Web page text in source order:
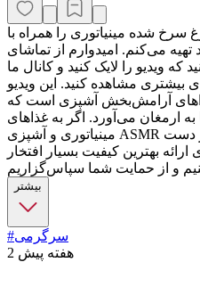
سرخ شده مینیاتوری را همراه با
تهیه می‌کنم. امیدوارم از تماشای
که ویدیو را لایک کنید و کانال ما
بیشتری مشاهده کنید. این ویدیو
آرامش‌بخش آشپزی است که
ارمغان می‌آورد. اگر به غذاهای
مینیاتوری و آشپزی ASMR علاقه‌مند هستید، این ویدیو را از دست
بهترین کیفیت بسیار افتخار
بیشتر
#سرگرمی
2 هفته پیش